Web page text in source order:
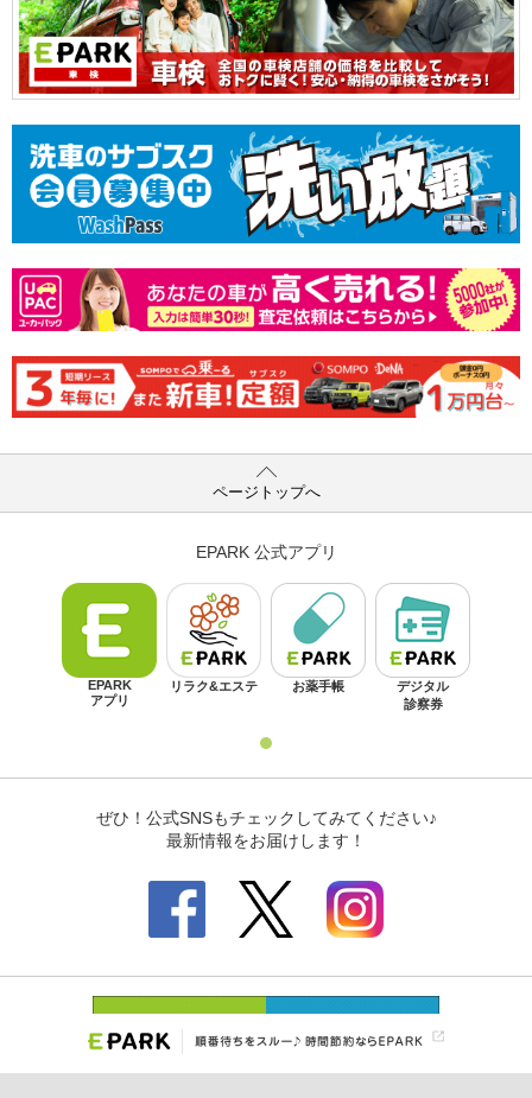
ページトップへ